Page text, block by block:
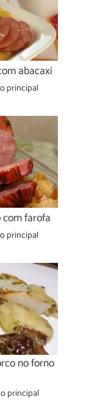
abacaxi
principal
farofa
principal
no forno
principal